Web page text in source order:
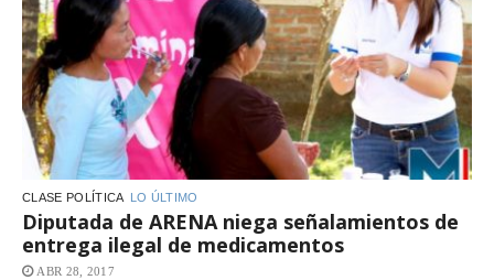
CLASE POLÍTICA LO ÚLTIMO
Diputada de ARENA niega señalamientos de
entrega ilegal de medicamentos
ABR 28, 2017